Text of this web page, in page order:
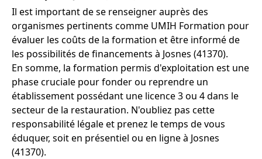
Il est important de se renseigner auprès des
organismes pertinents comme UMIH Formation pour
évaluer les coûts de la formation et être informé de
les possibilités de financements à Josnes (41370).
En somme, la formation permis d'exploitation est une
phase cruciale pour fonder ou reprendre un
établissement possédant une licence 3 ou 4 dans le
secteur de la restauration. N'oubliez pas cette
responsabilité légale et prenez le temps de vous
éduquer, soit en présentiel ou en ligne à Josnes
(41370).